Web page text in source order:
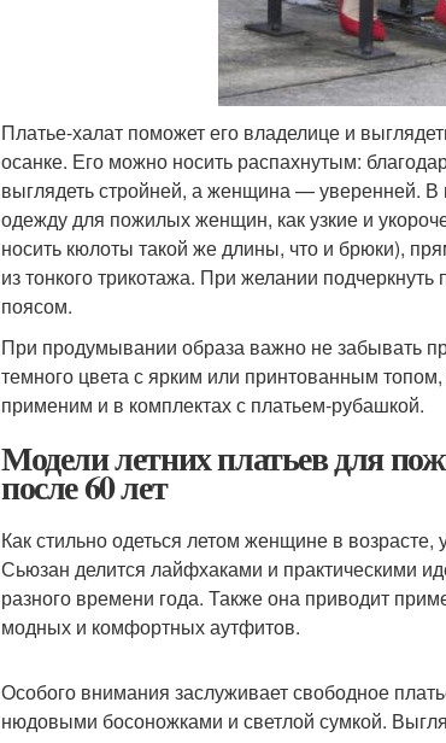
Платье-халат поможет его владелице и
осанке. Его можно носить распахнутым:
выглядеть стройней, а женщина — уверенней. В
одежду для пожилых женщин, как узкие и
носить кюлоты такой же длины, что и брюки),
из тонкого трикотажа. При желании
поясом.
При продумывании образа важно не забывать
темного цвета с ярким или принтованным
применим и в комплектах с платьем-рубашкой.
Модели летних платьев для
после 60 лет
Как стильно одеться летом женщине в
Сьюзан делится лайфхаками и практическими
разного времени года. Также она приводит
модных и комфортных аутфитов.
Особого внимания заслуживает свободное
нюдовыми босоножками и светлой сумкой.